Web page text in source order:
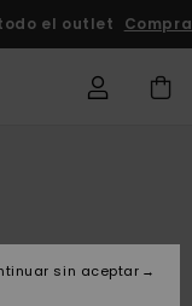
el outlet
sin aceptar